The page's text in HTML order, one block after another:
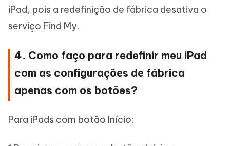
iPad, pois a redefinição de fábrica desativa o
serviço Find My.
4. Como faço para redefinir meu iPad
com as configurações de fábrica
apenas com os botões?
Para iPads com botão Início: